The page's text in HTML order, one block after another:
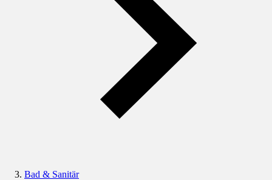
Bad & Sanitär